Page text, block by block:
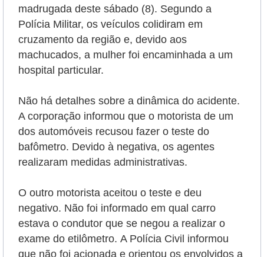
madrugada deste sábado (8). Segundo a
Polícia Militar, os veículos colidiram em
cruzamento da região e, devido aos
machucados, a mulher foi encaminhada a um
hospital particular.
Não há detalhes sobre a dinâmica do acidente.
A corporação informou que o motorista de um
dos automóveis recusou fazer o teste do
bafômetro. Devido à negativa, os agentes
realizaram medidas administrativas.
O outro motorista aceitou o teste e deu
negativo. Não foi informado em qual carro
estava o condutor que se negou a realizar o
exame do etilômetro. A Polícia Civil informou
que não foi acionada e orientou os envolvidos a